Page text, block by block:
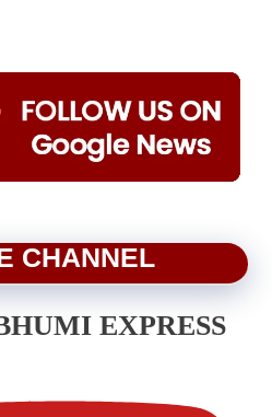
CHANNEL
EXPRESS